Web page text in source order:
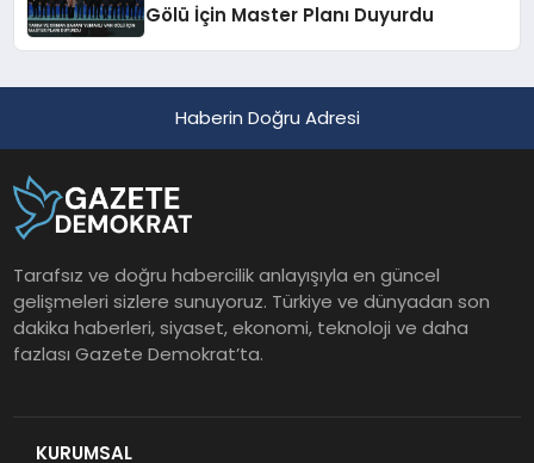
Gölü İçin Master Planı Duyurdu
Haberin Doğru Adresi
Tarafsız ve doğru habercilik anlayışıyla en güncel
gelişmeleri sizlere sunuyoruz. Türkiye ve dünyadan son
dakika haberleri, siyaset, ekonomi, teknoloji ve daha
fazlası Gazete Demokrat’ta.
KURUMSAL